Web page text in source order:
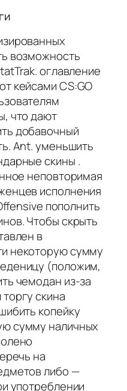
возможность
оглавление
кейсами CS:GO
что дают
добавочный
Ant. уменьшить
скины .
неповторимая
исполнения
пополнить
Чтобы скрыть
в
некоторую сумму
(положим,
чемодан из-за
скина
копейку
сумму наличных
на
либо —
употреблении